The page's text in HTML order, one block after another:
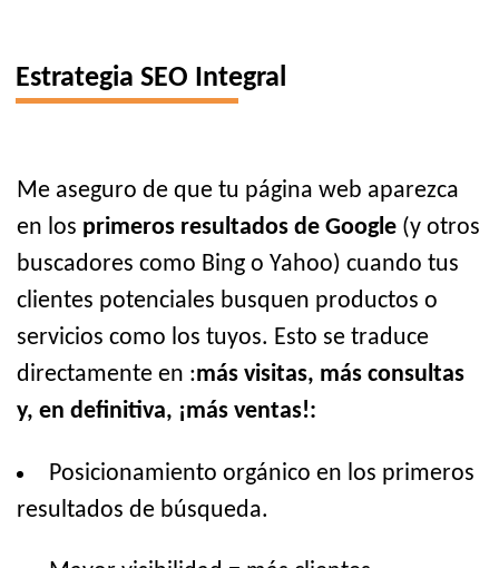
Estrategia SEO Integral
Me aseguro de que tu página web aparezca
en los primeros resultados de Google (y otros
buscadores como Bing o Yahoo) cuando tus
clientes potenciales busquen productos o
servicios como los tuyos. Esto se traduce
directamente en :más visitas, más consultas
y, en definitiva, ¡más ventas!:
Posicionamiento orgánico en los primeros
resultados de búsqueda.